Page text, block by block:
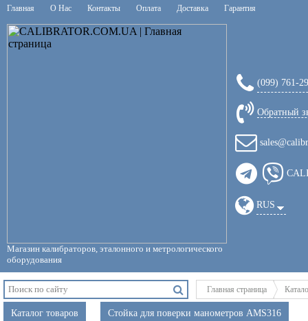
Главная О Нас Контакты Оплата Доставка Гарантия
Магазин калибраторов, эталонного и метрологического
оборудования
(099) 761-
Обратный
RUS
Главная страница
Каталог товаров Стойка для поверки манометров AMS316